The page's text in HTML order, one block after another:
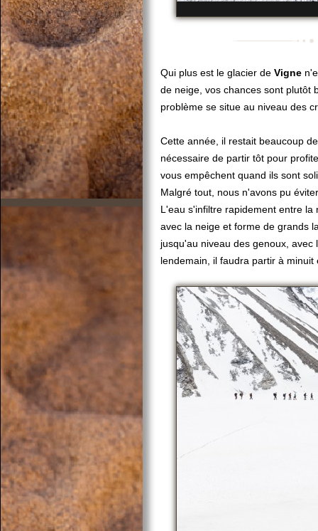
Qui plus est le glacier de Vigne
de neige, vos chances sont plutôt
problème se situe au niveau des
Cette année, il restait beaucoup
nécessaire de partir tôt pour
vous empêchent quand ils sont
Malgré tout, nous n'avons pu
L'eau s'infiltre rapidement entre
avec la neige et forme de grands
jusqu'au niveau des genoux,
lendemain, il faudra partir à